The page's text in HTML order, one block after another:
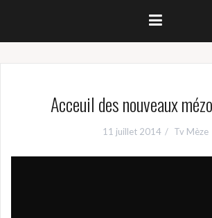
Acceuil des nouveaux
11 juillet 2014 Tv Mèze